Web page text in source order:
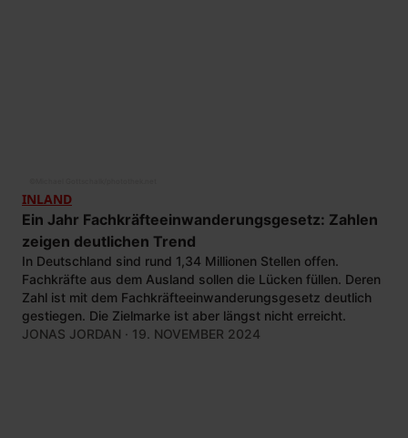
INLAND
Ein Jahr Fachkräfteeinwanderungsgesetz: Zahlen
zeigen deutlichen Trend
In Deutschland sind rund 1,34 Millionen Stellen offen.
Fachkräfte aus dem Ausland sollen die Lücken füllen. Deren
Zahl ist mit dem Fachkräfteeinwanderungsgesetz deutlich
gestiegen. Die Zielmarke ist aber längst nicht erreicht.
JONAS JORDAN · 19. NOVEMBER 2024